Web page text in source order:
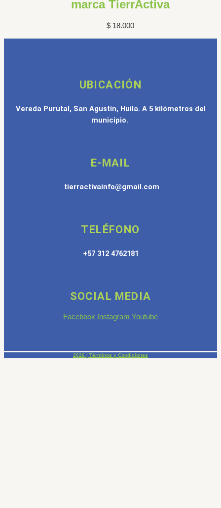
marca TierrActiva
$ 18.000
UBICACIÓN
Vereda Purutal, San Agustín, Huila. A 5 kilómetros del
municipio.
E-MAIL
tierractivainfo@gmail.com
TELÉFONO
+57 312 4762181
SOCIAL MEDIA
Facebook Instagram Youtube
2026 | Términos y Condiciones